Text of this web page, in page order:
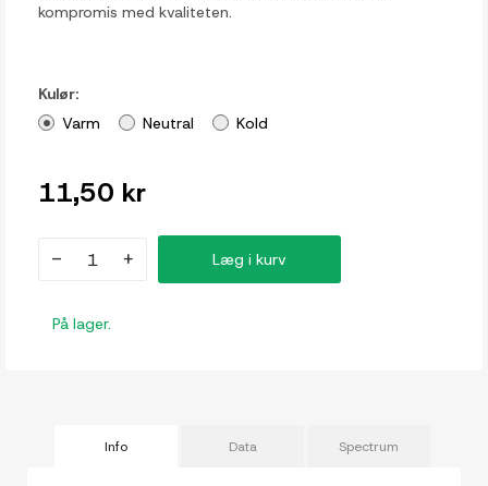
kompromis med kvaliteten.
Kulør:
Varm
Neutral Kold
11,50 kr
- + Læg i kurv
På lager.
Info Data Spectrum